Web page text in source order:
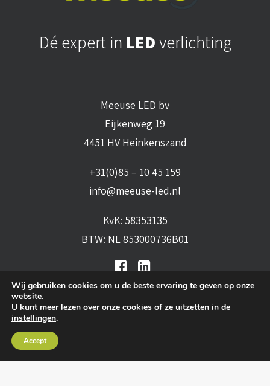
Dé expert in LEDverlichting
Meeuse LED bv
Eijkenweg 19
4451 HV Heinkenszand
+31(0)85 – 10 45 159
info@meeuse-led.nl
KvK: 58353135
BTW: NL 853000736B01
leveringsvoorwaarden
Wij gebruiken cookies om u de beste ervaring te geven op onze
website.
U kunt meer lezen over onze cookies of ze uitzetten in de
instellingen.
Accept